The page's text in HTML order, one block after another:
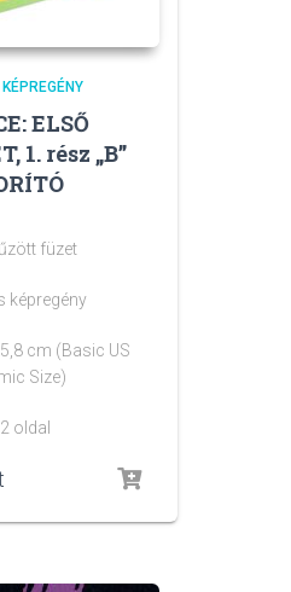
ELSŐ
1. rész „B”
füzet
képregény
cm (Basic US
Size)
oldal